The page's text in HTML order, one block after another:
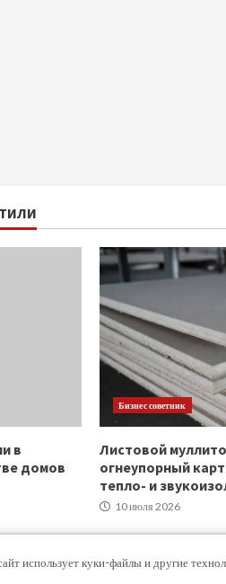
в
домов
Бизнес советник
Листовой
огнеупорный
тепло- и
10 июля 2026
использует куки-файлы и другие